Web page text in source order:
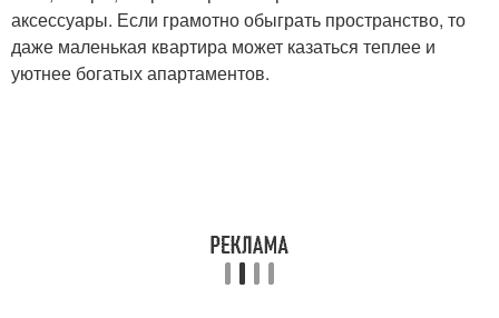
аксессуары. Если грамотно обыграть пространство, то
даже маленькая квартира может казаться теплее и
уютнее богатых апартаментов.